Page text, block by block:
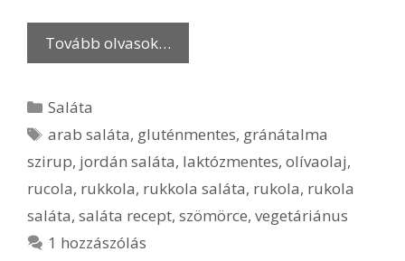
Tovább olvasok…
Kategória
Saláta
Címkék
arab saláta, gluténmentes, gránátalma
szirup, jordán saláta, laktózmentes, olívaolaj,
rucola, rukkola, rukkola saláta, rukola, rukola
saláta, saláta recept, szömörce, vegetáriánus
1 hozzászólás